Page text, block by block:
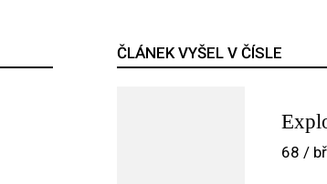
ČLÁNEK VYŠEL V ČÍSLE
68 /